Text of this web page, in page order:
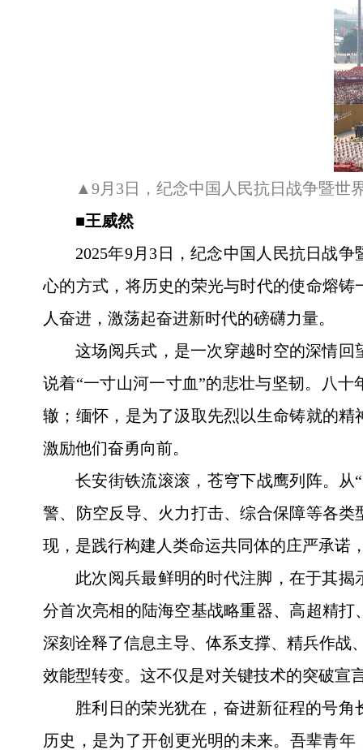
▲9月3日，纪念中国人民抗日战争暨世
■王威然
2025年9月3日，纪念中国人民抗日战
心的方式，将历史的荣光与时代的使命熔
人奋进，激荡起奋进新时代的磅礴力量。
这场阅兵式，是一次穿越时空的深情
说着“一寸山河一寸血”的悲壮与坚韧。八
辙；缅怀，是为了汲取先烈以生命铸就的
激励他们奋勇向前。
长安街铁流滚滚，苍穹下战鹰列阵。
警、防空反导、火力打击、综合保障等各
现，是践行构建人类命运共同体的庄严承诺
此次阅兵最鲜明的时代注脚，在于其
分首次亮相的陆海空基战略重器、高超精
深刻诠释了信息主导、体系支撑、精兵作战
效能型转变。这不仅是对关键技术的突破宣
胜利日的荣光犹在，奋进新征程的号
历史，是为了开创更光明的未来。吾辈青